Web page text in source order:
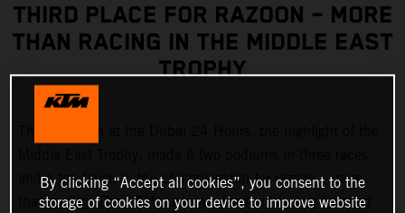
THIRD PLACE FOR RAZOON – MORE
THAN RACING IN THE MIDDLE EAST
TROPHY
and a top finish in the championship for razoon – more
than racing. The KTM customer team ultimately finished
By clicking “Accept all cookies”, you consent to the
storage of cookies on your device to improve website